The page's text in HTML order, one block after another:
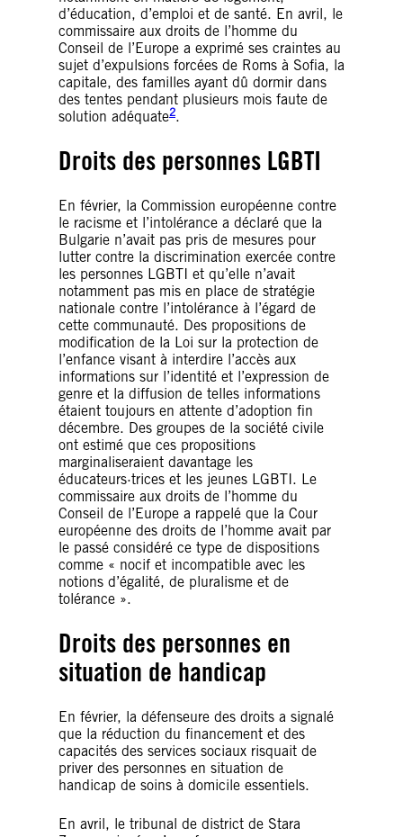
d’éducation, d’emploi et de santé. En avril, le
commissaire aux droits de l’homme du
Conseil de l’Europe a exprimé ses craintes au
sujet d’expulsions forcées de Roms à Sofia, la
capitale, des familles ayant dû dormir dans
des tentes pendant plusieurs mois faute de
solution adéquate2.
Droits des personnes LGBTI
En février, la Commission européenne contre
le racisme et l’intolérance a déclaré que la
Bulgarie n’avait pas pris de mesures pour
lutter contre la discrimination exercée contre
les personnes LGBTI et qu’elle n’avait
notamment pas mis en place de stratégie
nationale contre l’intolérance à l’égard de
cette communauté. Des propositions de
modification de la Loi sur la protection de
l’enfance visant à interdire l’accès aux
informations sur l’identité et l’expression de
genre et la diffusion de telles informations
étaient toujours en attente d’adoption fin
décembre. Des groupes de la société civile
ont estimé que ces propositions
marginaliseraient davantage les
éducateurs·trices et les jeunes LGBTI. Le
commissaire aux droits de l’homme du
Conseil de l’Europe a rappelé que la Cour
européenne des droits de l’homme avait par
le passé considéré ce type de dispositions
comme « nocif et incompatible avec les
notions d’égalité, de pluralisme et de
tolérance ».
Droits des personnes en
situation de handicap
En février, la défenseure des droits a signalé
que la réduction du financement et des
capacités des services sociaux risquait de
priver des personnes en situation de
handicap de soins à domicile essentiels.
En avril, le tribunal de district de Stara